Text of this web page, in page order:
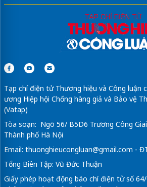
Tạp chí điện tử Thương hiệu và Công luận
ương Hiệp hội Chống hàng giả và Bảo vệ
(Vatap)
Tòa soạn: Ngõ 56/ B5D6 Trương Công
Thành phố Hà Nội
Email: thuonghieucongluan@gmail.com -
Tổng Biên Tập: Vũ Đức Thuận
Giấy phép hoạt động báo chí điện tử số